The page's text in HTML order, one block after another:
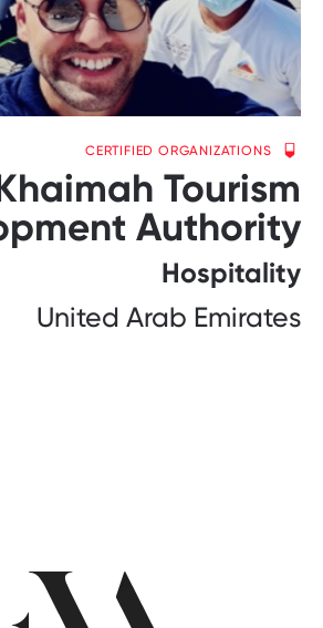
CERTIFIED ORGANIZATIONS
Tourism
Authority
Hospitality
United Arab Emirates